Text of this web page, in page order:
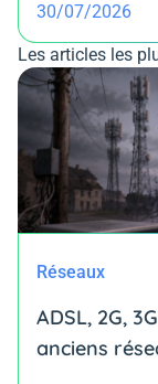
30/07/2026
Les articles les
Réseaux
ADSL, 2G,
anciens